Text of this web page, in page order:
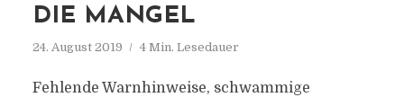
DIE MANGEL
24. August 2019 4 Min. Lesedauer
Fehlende Warnhinweise, schwammige